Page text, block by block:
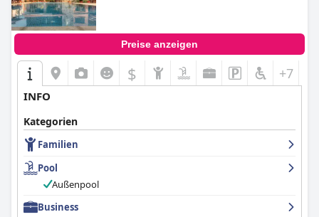
Preise anzeigen
$ +7
INFO
Kategorien
Familien
Pool
Außenpool
Business